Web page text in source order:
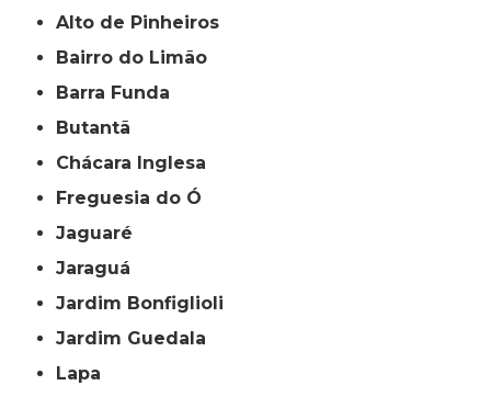
Alto de Pinheiros
Bairro do Limão
Barra Funda
Butantã
Chácara Inglesa
Freguesia do Ó
Jaguaré
Jaraguá
Jardim Bonfiglioli
Jardim Guedala
Lapa